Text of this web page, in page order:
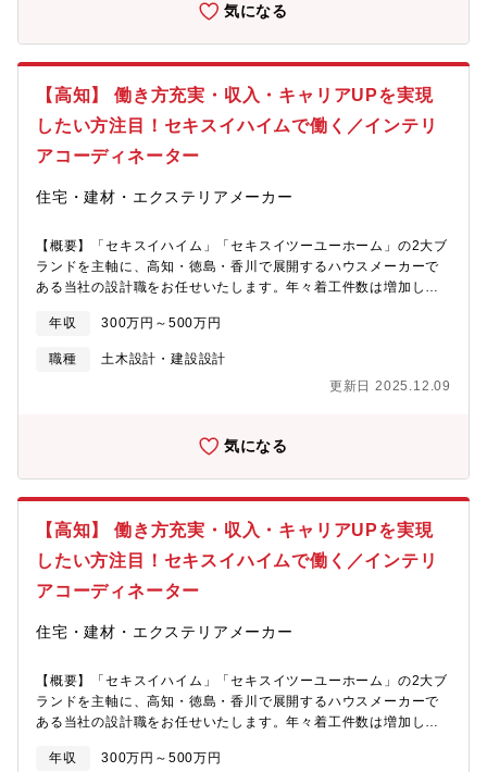
気になる
【高知】 働き方充実・収入・キャリアUPを実現
したい方注目！セキスイハイムで働く／インテリ
アコーディネーター
住宅・建材・エクステリアメーカー
【概要】「セキスイハイム」「セキスイツーユーホーム」の2大ブ
ランドを主軸に、高知・徳島・香川で展開するハウスメーカーで
ある当社の設計職をお任せいたします。年々着工件数は増加して
3000棟以上となりました！さらなる強化体制のための新たな仲間
を迎え入れたいと考えております。【お仕事内容】住宅を購入
（契約）したお客様へ壁紙やカーテンなどのインテリアのご提
案、内装のトータルコーディネートをお任せします。＜具体的に
ネートの相談・インテリアの取り付けの確認など※支店以外での
し、ゆくゆくは4～5件担当いただきます。「こんな子ども部屋に
ったインテリアを営業スタッフと連携しながら提案して頂きま
す。～入社後の流れ～1ヶ月まで：初期研修（パソコン入力方法・
までは、先輩社員が同席します。経験が浅い方も安心してスター
ー以外の業務へのチャレンジも可能な環境です！
年収 300万円～500万円
職種
土木設計・建設設計
更新日 2025.12.09
気になる
【高知】 働き方充実・収入・キャリアUPを実現
したい方注目！セキスイハイムで働く／インテリ
アコーディネーター
住宅・建材・エクステリアメーカー
【概要】「セキスイハイム」「セキスイツーユーホーム」の2大ブ
ランドを主軸に、高知・徳島・香川で展開するハウスメーカーで
ある当社の設計職をお任せいたします。年々着工件数は増加して
3000棟以上となりました！さらなる強化体制のための新たな仲間
年収 300万円～500万円